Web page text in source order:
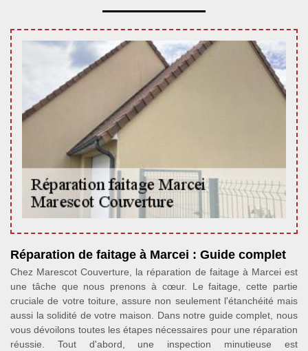
Réparation de faitage à Marcei : Guide complet
Chez Marescot Couverture, la réparation de faitage à Marcei est
une tâche que nous prenons à cœur. Le faitage, cette partie
cruciale de votre toiture, assure non seulement l'étanchéité mais
aussi la solidité de votre maison. Dans notre guide complet, nous
vous dévoilons toutes les étapes nécessaires pour une réparation
réussie. Tout d'abord, une inspection minutieuse est